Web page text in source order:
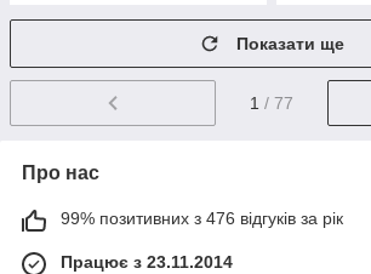
Показати ще
1 / 77
Про нас
99% позитивних з 476 відгуків за рік
Працює з 23.11.2014